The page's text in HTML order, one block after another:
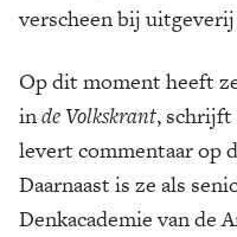
verscheen bij
Op dit moment heeft
inde Volkskrant, schrijft
levert commentaar op
Daarnaast is ze als
Denkacademie van de